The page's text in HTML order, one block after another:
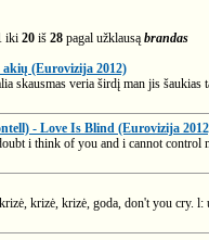
iki 20 iš 28 pagal užklausą brandas
(Eurovizija 2012)
skausmas veria širdį man jis
- Love Is Blind (Eurovizija
i think of you and i cannot
krizė, krizė, goda, don't you cry.